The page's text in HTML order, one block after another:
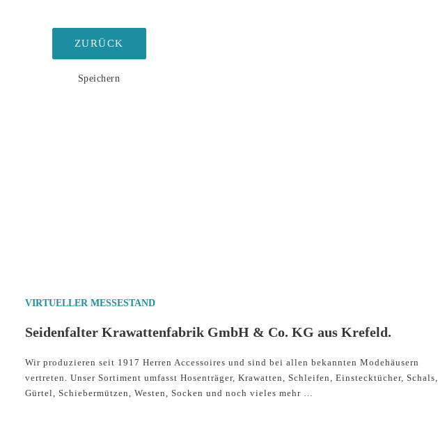
ZURÜCK
Speichern
VIRTUELLER MESSESTAND
Seidenfalter Krawattenfabrik GmbH & Co. KG aus Krefeld.
Wir produzieren seit 1917 Herren Accessoires und sind bei allen bekannten Modehäusern
vertreten. Unser Sortiment umfasst Hosenträger, Krawatten, Schleifen, Einstecktücher, Schals,
Gürtel, Schiebermützen, Westen, Socken und noch vieles mehr …